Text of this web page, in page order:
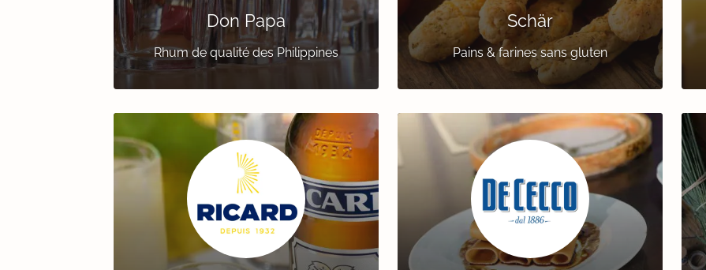
Don Papa
Rhum de qualité des Philippines
Schär
Pains & farines sans gluten